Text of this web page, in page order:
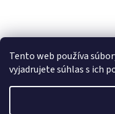
Tento web používa
vyjadrujete súhlas s ich